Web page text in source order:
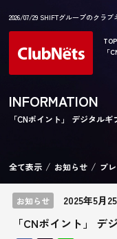
2026/07/29 SHIFTグループのクラ
TOP
「
INFORMATION
「CNポイント」 デジタル
全て表示 お知らせ プ
お知らせ 2025年5月
「CNポイント」